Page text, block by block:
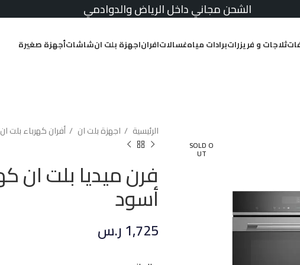
الشحن مجاني داخل الرياض والدوادمي
ثلاجات و فريزراتبرادات مياهغسالاتافراناجهزة بلت انشاشاتأجهزة صغيرة
SOLD O
UT
الرئيسية اجهزة بلت ان أفران كهرباء بلت ان
أسود
1,725ر.س